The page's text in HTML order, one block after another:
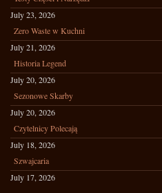
July 23, 2026
Zero Waste w Kuchni
July 21, 2026
Historia Legend
July 20, 2026
Sezonowe Skarby
July 20, 2026
Czytelnicy Polecają
July 18, 2026
Szwajcaria
July 17, 2026